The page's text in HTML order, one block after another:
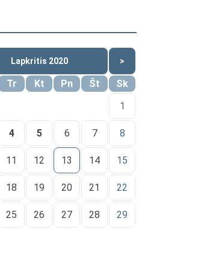
Lapkritis 2020 >
Tr Kt Pn Št
Sk
1
4 5 6 7 8
11 12 13 14 15
18 19 20 21 22
25 26 27 28 29